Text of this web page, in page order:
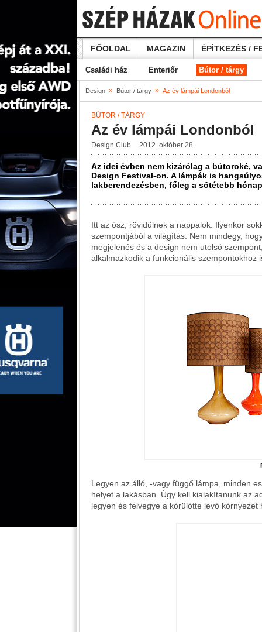
FŐOLDAL MAGAZIN ÉPÍTKEZÉS /
Családi ház Enteriőr Bútor / tárgy
Design » Bútor / tárgy » Az év lámpái Londonból
BÚTOR / TÁRGY
Az év lámpái Londonból
Design Club 2012. október 28.
Az idei évben nem kizárólag a bútoroké,
Design Festival-on. A lámpák is
lakberendezésben, főleg a sötétebb
Itt az ősz, rövidülnek a nappalok. Ilyenkor
szempontjából a világítás. Nem mindegy,
megjelenés és a design nem utolsó
alkalmazkodik a funkcionális szempontokhoz
Legyen az álló, -vagy függő lámpa, minden
helyet a lakásban. Úgy kell kialakítanunk az
legyen és felvegye a körülötte levő környezet